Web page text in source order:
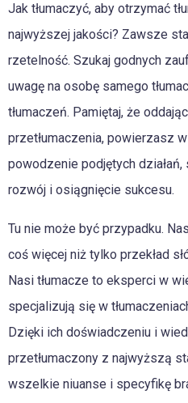
Jak tłumaczyć, aby otrzymać
najwyższej jakości? Zawsze
rzetelność. Szukaj godnych
uwagę na osobę samego
tłumaczeń. Pamiętaj, że
przetłumaczenia, powierzasz
powodzenie podjętych
rozwój i osiągnięcie sukcesu.
Tu nie może być przypadku.
coś więcej niż tylko przekład
Nasi tłumacze to eksperci w
specjalizują się w
Dzięki ich doświadczeniu i
przetłumaczony z najwyższą
wszelkie niuanse i specyfikę